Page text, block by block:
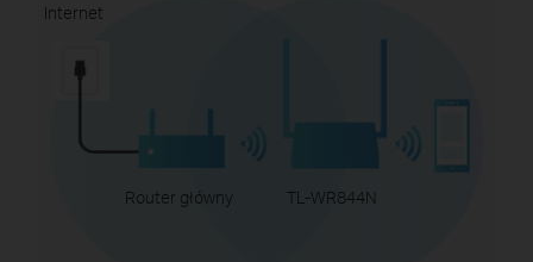
Internet
Router główny TL-WR844N